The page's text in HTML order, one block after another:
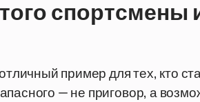
спортсмены
пример для тех, кто
— не приговор, а